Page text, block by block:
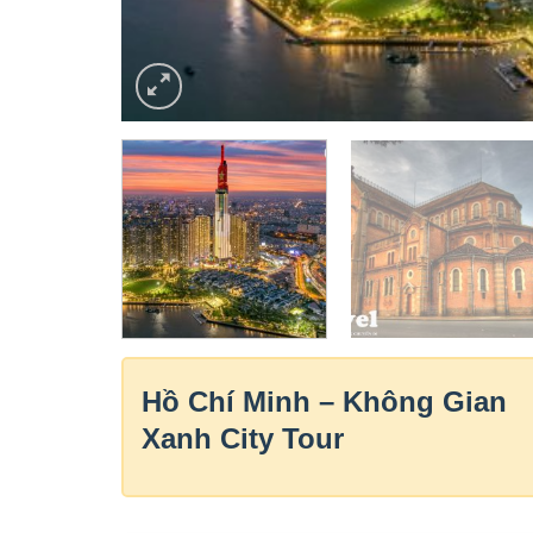
Hồ Chí Minh – Không Gian
Xanh City Tour